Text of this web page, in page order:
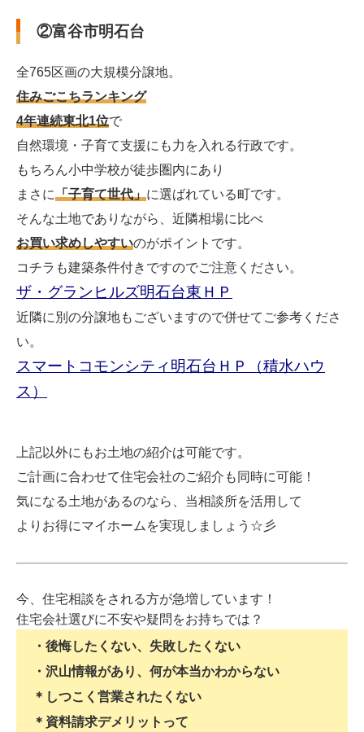
②富谷市明石台
全765区画の大規模分譲地。
住みごこちランキング
4年連続東北1位で
自然環境・子育て支援にも力を入れる行政です。
もちろん小中学校が徒歩圏内にあり
まさに「子育て世代」に選ばれている町です。
そんな土地でありながら、近隣相場に比べ
お買い求めしやすいのがポイントです。
コチラも建築条件付きですのでご注意ください。
ザ・グランヒルズ明石台東ＨＰ
近隣に別の分譲地もございますので併せてご参考くださ
い。
スマートコモンシティ明石台ＨＰ（積水ハウ
ス）
上記以外にもお土地の紹介は可能です。
ご計画に合わせて住宅会社のご紹介も同時に可能！
気になる土地があるのなら、当相談所を活用して
よりお得にマイホームを実現しましょう☆彡
今、住宅相談をされる方が急増しています！
住宅会社選びに不安や疑問をお持ちでは？
・後悔したくない、失敗したくない
・沢山情報があり、何が本当かわからない
＊しつこく営業されたくない
＊資料請求デメリットって